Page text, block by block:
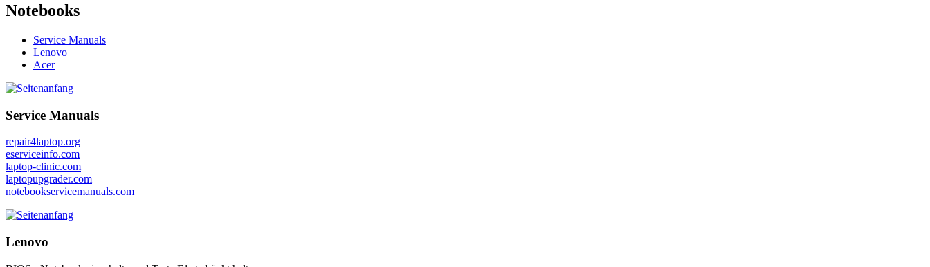
Notebooks
Service Manuals
Lenovo
Acer
Service Manuals
repair4laptop.org
eserviceinfo.com
laptop-clinic.com
laptopupgrader.com
notebookservicemanuals.com
Lenovo